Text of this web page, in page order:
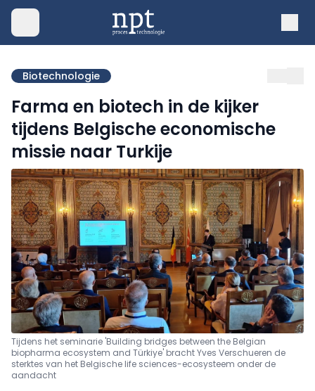
Biotechnologie
Farma en biotech in de kijker
tijdens Belgische economische
missie naar Turkije
Tijdens het seminarie 'Building bridges between the Belgian
biopharma ecosystem and Türkiye' bracht Yves Verschueren de
sterktes van het Belgische life sciences-ecosysteem onder de
aandacht